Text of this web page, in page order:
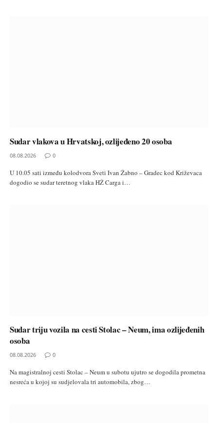
Sudar vlakova u Hrvatskoj, ozlijeđeno 20 osoba
08.08.2026 0
U 10.05 sati između kolodvora Sveti Ivan Žabno – Gradec kod Križevaca
dogodio se sudar teretnog vlaka HŽ Carga i…
Sudar triju vozila na cesti Stolac – Neum, ima ozlijeđenih
osoba
08.08.2026 0
Na magistralnoj cesti Stolac – Neum u subotu ujutro se dogodila prometna
nesreća u kojoj su sudjelovala tri automobila, zbog…